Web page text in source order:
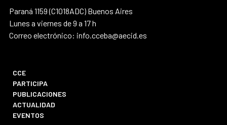
Paraná 1159 (C1018ADC) Buenos Aires
Lunes a viernes de 9 a 17 h
Correo electrónico: info.cceba@aecid.es
CCE
PARTICIPA
PUBLICACIONES
ACTUALIDAD
EVENTOS